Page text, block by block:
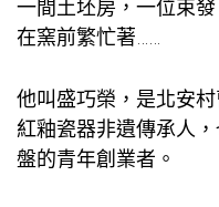
一間土坯房，一位束
在窯前繁忙著……
他叫盛巧榮，是北安
紅釉瓷器非遺傳承人
盤的青年創業者。